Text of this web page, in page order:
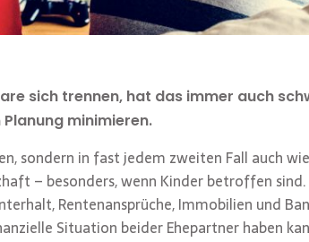
sich trennen, hat das immer auch
minimieren.
sondern in fast jedem zweiten Fall auch
– besonders, wenn Kinder betroffen
Rentenansprüche, Immobilien und
Situation beider Ehepartner haben